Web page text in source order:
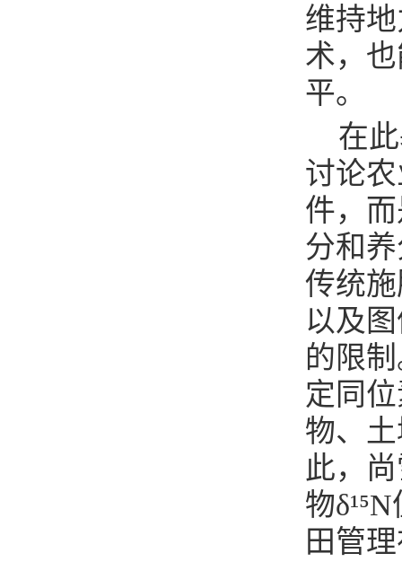
维持
术，
平。
在
讨论
件，
分和
传统
以及
的限
定同
物、
此，
物
田管